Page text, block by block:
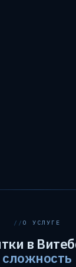
О УСЛУГЕ
в
сложность